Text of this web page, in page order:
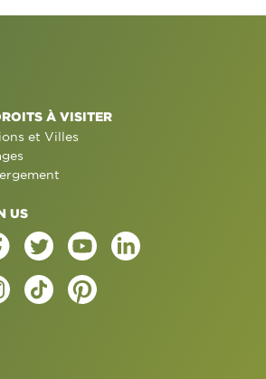
À VISITER
et Villes
US